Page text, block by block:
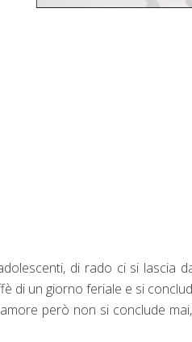
di rado ci si lascia
di un giorno feriale e si
però non si conclude